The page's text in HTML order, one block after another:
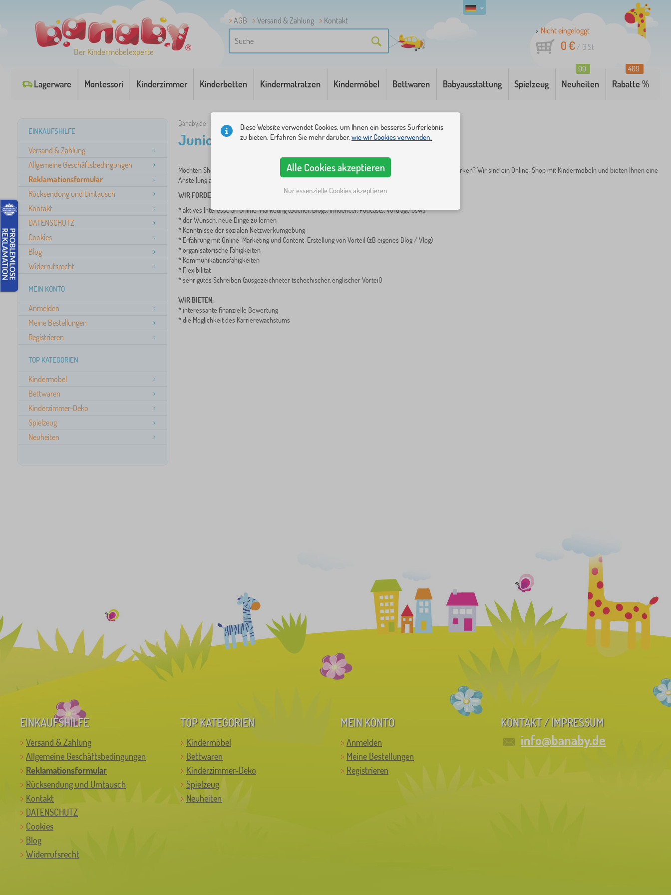
Der Kindermöbelexperte
AGB Versand & Zahlung
Kontakt
Nicht eingeloggt
0 €/ 0 St
Lagerware Montessori Kinderzimmer Kinderbetten Kindermatratzen Kindermöbel Bettwaren Babyausstattung Spielzeug Neuheiten
99
Rabatte %
409
EINKAUFSHILFE
Versand & Zahlung
Allgemeine Geschäftsbedingungen
Reklamationsformular
Rücksendung und Umtausch
Kontakt
DATENSCHUTZ
Cookies
Blog
Widerrufsrecht
MEIN KONTO
Anmelden
Meine Bestellungen
Registrieren
TOP KATEGORIEN
Kindermöbel
Bettwaren
Kinderzimmer-Deko
Spielzeug
Neuheiten
Banaby.de Junior Marketing Spezialist
Junior Marketing Spezialist
Möchten She sich im Marketing professionell weiterentwickeln? Arbeiten She gerne in sozialen Netzwerken? Wir sind ein Online-Shop mit Kindermöbeln und bieten Ihnen eine
Anstellung als Junior-Marketing-Spezialist.
WIR FORDERN
* aktives Interesse an Online-Marketing (Bücher, Blogs, Influencer, Podcasts, Vorträge usw.)
* der Wunsch, neue Dinge zu lernen
* Kenntnisse der sozialen Netzwerkumgebung
* Erfahrung mit Online-Marketing und Content-Erstellung von Vorteil (zB eigenes Blog / Vlog)
* organisatorische Fähigkeiten
* Kommunikationsfähigkeiten
* Flexibilität
* sehr gutes Schreiben (ausgezeichneter tschechischer, englischer Vorteil)
WIR BIETEN:
* interessante finanzielle Bewertung
* die Möglichkeit des Karrierewachstums
EINKAUFSHILFE
Versand & Zahlung
Allgemeine Geschäftsbedingungen
Reklamationsformular
Rücksendung und Umtausch
Kontakt
DATENSCHUTZ
Cookies
Blog
Widerrufsrecht
TOP KATEGORIEN
Kindermöbel
Bettwaren
Kinderzimmer-Deko
Spielzeug
Neuheiten
MEIN KONTO
Anmelden
Meine Bestellungen
Registrieren
KONTAKT / IMPRESSUM
info@banaby.de
Diese Website verwendet Cookies, um Ihnen ein besseres Surferlebnis
zu bieten. Erfahren Sie mehr darüber, wie wir Cookies verwenden.
Alle Cookies akzeptieren
Nur essenzielle Cookies akzeptieren